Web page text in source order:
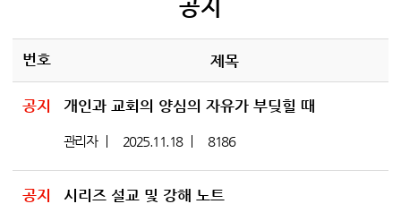
공지
번호 제목
공지 개인과 교회의 양심의 자유가 부딪힐 때
관리자 2025.11.18 8186
공지 시리즈 설교 및 강해 노트